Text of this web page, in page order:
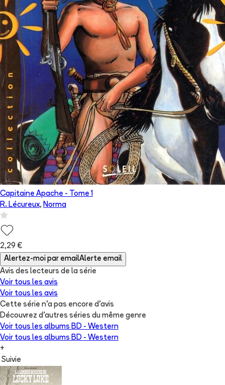
Capitaine Apache - Tome 1
R. Lécureux, Norma
2,29 €
Alertez-moi par emailAlerte email
Avis des lecteurs de la série
Voir tous les avis
Voir tous les avis
Cette série n'a pas encore d'avis
Découvrez d'autres séries du même genre
Voir tous les albums BD - Western
Voir tous les albums BD - Western
+
Suivie